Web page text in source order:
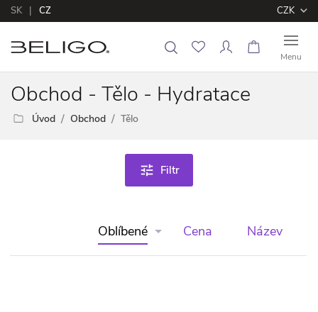
SK CZ CZK
Menu
Obchod - Tělo - Hydratace
Úvod Obchod Tělo
tune Filtr
Oblíbené Cena Název